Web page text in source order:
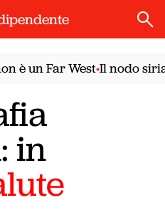
Far West•Il nodo siriano.
in